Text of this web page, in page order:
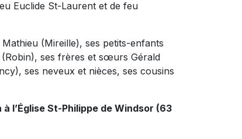
Euclide St-Laurent et de feu
(Mireille), ses petits-enfants
ses frères et sœurs Gérald
ses neveux et nièces, ses cousins
à l’Église St-Philippe de Windsor (63